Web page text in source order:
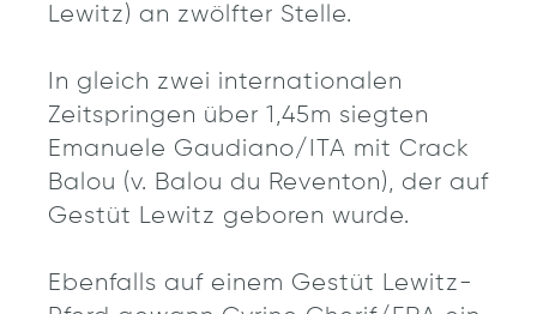
Lewitz) an zwölfter Stelle.
In gleich zwei internationalen
Zeitspringen über 1,45m siegten
Emanuele Gaudiano/ITA mit Crack
Balou (v. Balou du Reventon), der auf
Gestüt Lewitz geboren wurde.
Ebenfalls auf einem Gestüt Lewitz-